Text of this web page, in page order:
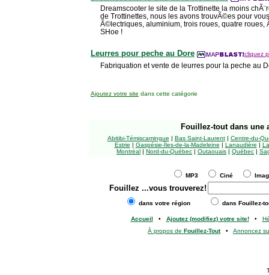
Dreamscooter le site de la Trottinette la moins
de Trottinettes, nous les avons trouvÃ©es pour
Ã©lectriques, aluminium, trois roues, quatre roues,
SHoe !
Leurres pour peche au Dore cliquez
Fabriquation et vente de leurres pour la peche au
Ajoutez votre site dans cette catégorie
Fouillez-tout dans une
Abitibi-Témiscamingue | Bas Saint-Laurent| Centre-du-
Estrie | Gaspésie-Îles-de-la-Madeleine | Lanaudière |
Montréal | Nord-du-Québec | Outaouais | Québec |
MP3 Ciné
Fouillez ...vous trouverez!
dans votre région dans Fouillez-
Accueil • Ajoutez (modifiez) votre site!•
À propos de Fouillez-Tout• Annoncez